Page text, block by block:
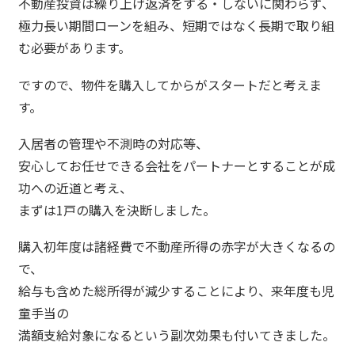
極力長い期間ローンを組み、短期ではなく長期で取り組
む必要があります。
ですので、物件を購入してからがスタートだと考えま
す。
入居者の管理や不測時の対応等、
安心してお任せできる会社をパートナーとすることが成
功への近道と考え、
まずは1戸の購入を決断しました。
購入初年度は諸経費で不動産所得の赤字が大きくなるの
で、
給与も含めた総所得が減少することにより、来年度も児
童手当の
満額支給対象になるという副次効果も付いてきました。